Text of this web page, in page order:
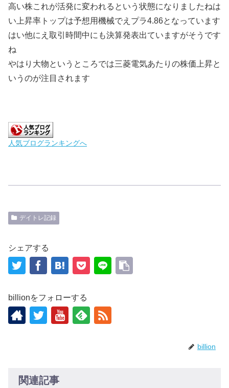
高い株これが活発に変われるという状態になりましたねは
い上昇率トップは予想用機械でえプラ4.86となっています
はい他にえ取引時間中にも決算発表出ていますがそうです
ね
やはり大物というところでは三菱電気あたりの株価上昇と
いうのが注目されます
人気ブログランキングへ
デイトレ記録
シェアする
billionをフォローする
billion
関連記事